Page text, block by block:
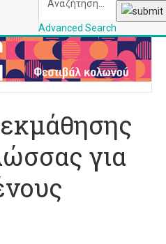
Advanced Search
για